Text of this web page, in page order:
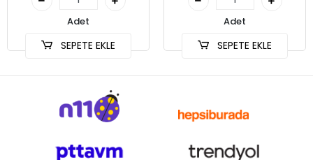
Adet
SEPETE EKLE
Adet
SEPETE EKLE